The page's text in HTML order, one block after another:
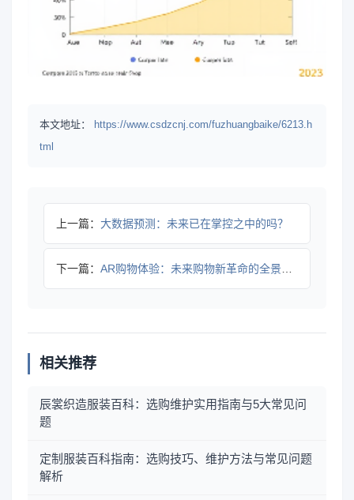
本文地址：
https://www.csdzcnj.com/fuzhuangbaike/6213.h
tml
上一篇： 大数据预测：未来已在掌控之中的吗？
下一篇： AR购物体验：未来购物新革命的全景透视
相关推荐
辰裳织造服装百科：选购维护实用指南与5大常见问
题
定制服装百科指南：选购技巧、维护方法与常见问题
解析